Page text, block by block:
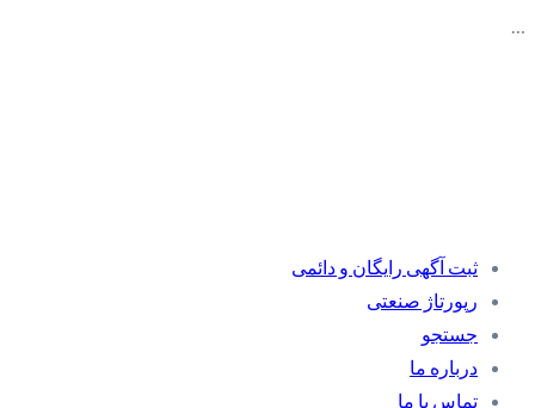
…
ثبت آگهی رایگان و دائمی
رپورتاژ صنعتی
جستجو
درباره ما
تماس با ما